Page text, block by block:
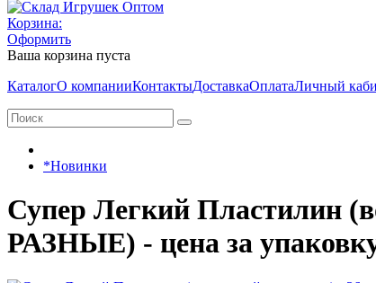
Корзина:
Оформить
Ваша корзина пуста
КаталогО компанииКонтактыДоставкаОплатаЛичный
*Новинки
Супер Легкий Пластилин
РАЗНЫЕ) - цена за